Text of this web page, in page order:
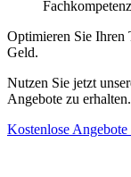
Optimieren Sie Ihren
Geld.
Nutzen Sie jetzt
Angebote zu erhalten.
Kostenlose Angebote